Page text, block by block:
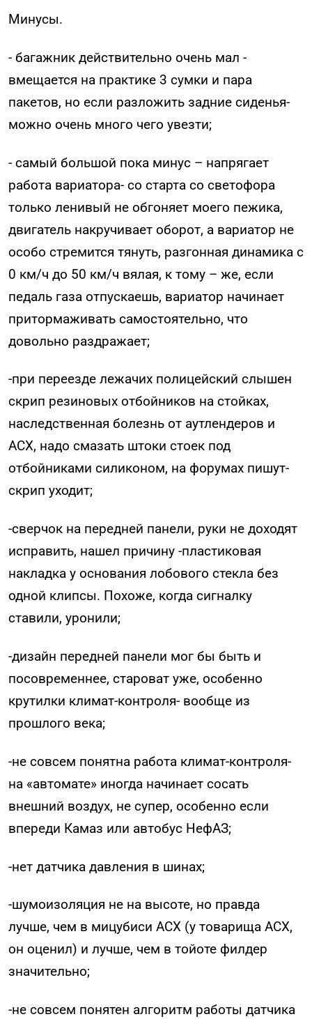
Минусы.
- багажник действительно очень мал -
вмещается на практике 3 сумки и пара
пакетов, но если разложить задние сиденья-
можно очень много чего увезти;
- самый большой пока минус – напрягает
работа вариатора- со старта со светофора
только ленивый не обгоняет моего пежика,
двигатель накручивает оборот, а вариатор не
особо стремится тянуть, разгонная динамика с
0 км/ч до 50 км/ч вялая, к тому – же, если
педаль газа отпускаешь, вариатор начинает
притормаживать самостоятельно, что
довольно раздражает;
-при переезде лежачих полицейский слышен
скрип резиновых отбойников на стойках,
наследственная болезнь от аутлендеров и
АСХ, надо смазать штоки стоек под
отбойниками силиконом, на форумах пишут-
скрип уходит;
-сверчок на передней панели, руки не доходят
исправить, нашел причину -пластиковая
накладка у основания лобового стекла без
одной клипсы. Похоже, когда сигналку
ставили, уронили;
-дизайн передней панели мог бы быть и
посовременнее, староват уже, особенно
крутилки климат-контроля- вообще из
прошлого века;
-не совсем понятна работа климат-контроля-
на «автомате» иногда начинает сосать
внешний воздух, не супер, особенно если
впереди Камаз или автобус НефАЗ;
-нет датчика давления в шинах;
-шумоизоляция не на высоте, но правда
лучше, чем в мицубиси АСХ (у товарища АСХ,
он оценил) и лучше, чем в тойоте филдер
значительно;
-не совсем понятен алгоритм работы датчика